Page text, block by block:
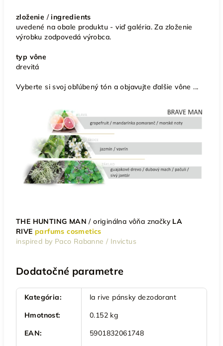
zloženie /ingredients
uvedené na obale produktu - viď galéria. Za zloženie
výrobku zodpovedá výrobca.
typ vône
drevitá
Vyberte si svoj obľúbený tón a objavujte ďalšie vône ...
THE HUNTING MAN/ originálna vôňa značky LA
RIVE parfums cosmetics
inspired by Paco Rabanne / Invictus
Dodatočné parametre
Kategória:
la rive pánsky dezodorant
Hmotnosť:
0.152 kg
EAN:
5901832061748